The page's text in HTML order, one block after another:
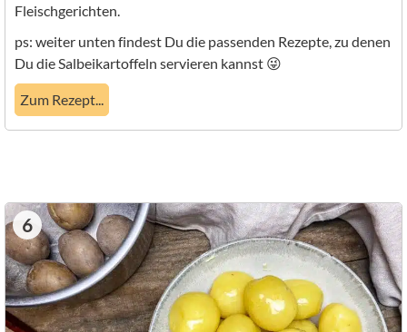
Fleischgerichten.
ps: weiter unten findest Du die passenden Rezepte, zu denen
Du die Salbeikartoffeln servieren kannst 😜
Zum Rezept...
6